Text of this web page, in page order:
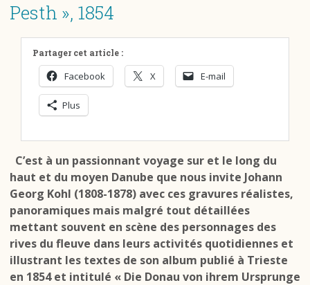
Pesth », 1854
Partager cet article :
Facebook X E-mail
Plus
C’est à un passionnant voyage sur et le long du
haut et du moyen Danube que nous invite Johann
Georg Kohl (1808-1878) avec ces gravures réalistes,
panoramiques mais malgré tout détaillées
mettant souvent en scène des personnages des
rives du fleuve dans leurs activités quotidiennes et
illustrant les textes de son album publié à Trieste
en 1854 et intitulé « Die Donau von ihrem Ursprunge